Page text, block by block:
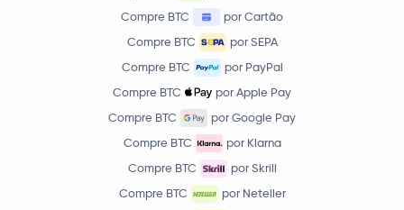
Compre BTC
por Cartão
Compre BTC
por SEPA
Compre BTC
por PayPal
Compre BTC
por Apple Pay
Compre BTC
por Google Pay
Compre BTC
por Klarna
Compre BTC
por Skrill
Compre BTC
por Neteller